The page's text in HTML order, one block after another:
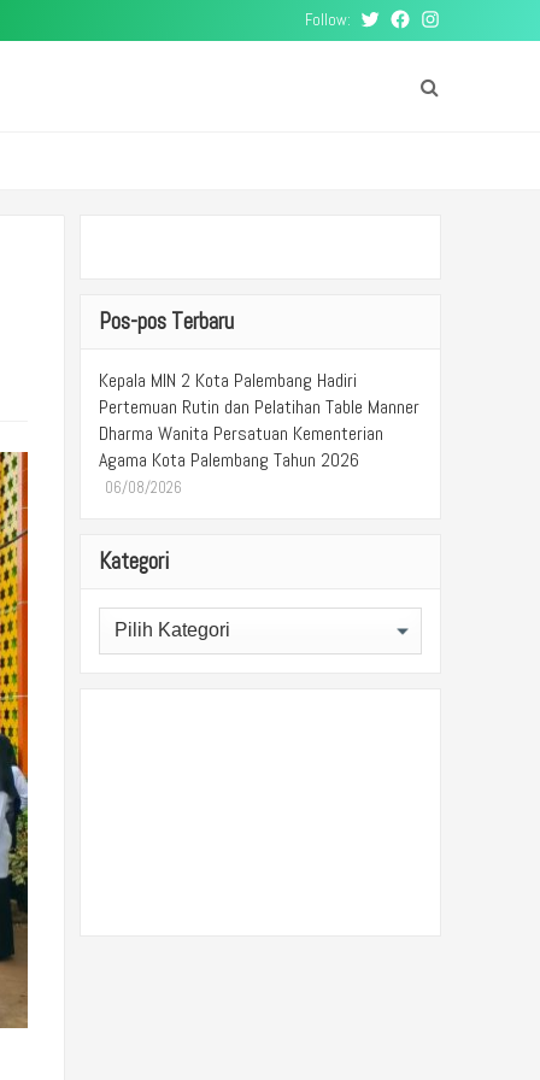
Follow: TwitterFacebookInstagram
Pos-pos Terbaru
Kepala MIN 2 Kota Palembang Hadiri
Pertemuan Rutin dan Pelatihan Table Manner
Dharma Wanita Persatuan Kementerian
Agama Kota Palembang Tahun 2026
06/08/2026
Kategori
Kategori